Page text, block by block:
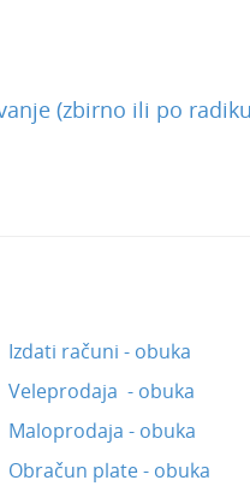
(zbirno ili po
Izdati računi - obuka
Veleprodaja - obuka
Maloprodaja - obuka
Obračun plate - obuka